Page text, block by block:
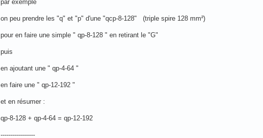
par exemple
on peu prendre les "q" et "p" d'une "qcp-8-128" (triple spire 128 mm²)
pour en faire une simple " qp-8-128 " en retirant le "G"
puis
en ajoutant une " qp-4-64 "
en faire une " qp-12-192 "
et en résumer :
qp-8-128 + qp-4-64 = qp-12-192
-----------------